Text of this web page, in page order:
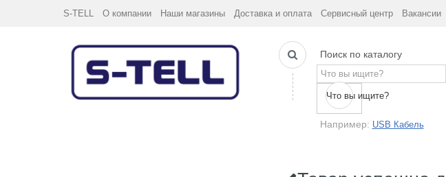
S-TELL О компании Наши магазины Доставка и оплата Сервисный центр Вакансии
Поиск по каталогу
Что вы ищите?
Например: USB Кабель